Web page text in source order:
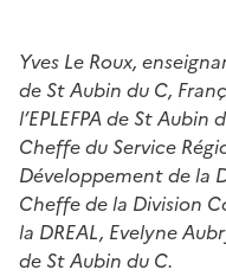
Yves Le Roux,
de St Aubin du C,
l’EPLEFPA de St
Cheffe du Service
Développement de la
Cheffe de la Division
la DREAL, Evelyne
de St Aubin du C.